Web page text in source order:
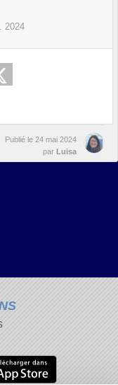
2024
Publié le 24 mai 2024
par Luisa